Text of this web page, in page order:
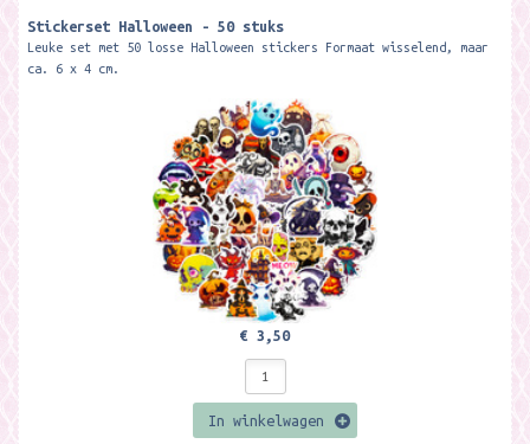
Stickerset Halloween - 50 stuks
Leuke set met 50 losse Halloween stickers Formaat wisselend, maar
ca. 6 x 4 cm.
€ 3,50
In winkelwagen